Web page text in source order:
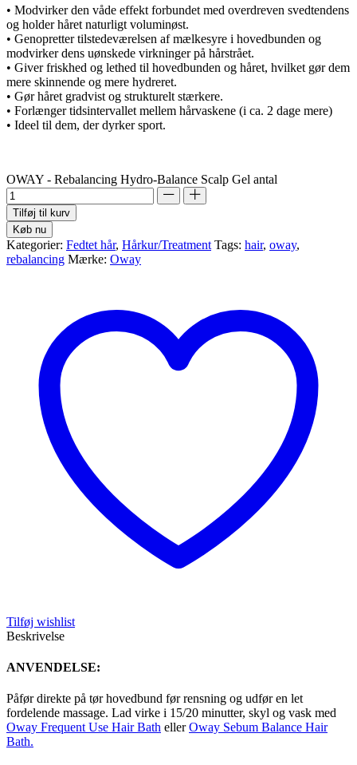
• Modvirker den våde effekt forbundet med overdreven svedtendens
og holder håret naturligt voluminøst.
• Genopretter tilstedeværelsen af ​​mælkesyre i hovedbunden og
modvirker dens uønskede virkninger på hårstrået.
• Giver friskhed og lethed til hovedbunden og håret, hvilket gør dem
mere skinnende og mere hydreret.
• Gør håret gradvist og strukturelt stærkere.
• Forlænger tidsintervallet mellem hårvaskene (i ca. 2 dage mere)
• Ideel til dem, der dyrker sport.
OWAY - Rebalancing Hydro-Balance Scalp Gel antal
Tilføj til kurv
Køb nu
Kategorier: Fedtet hår, Hårkur/Treatment Tags: hair, oway,
rebalancing Mærke: Oway
Tilføj wishlist
Beskrivelse
ANVENDELSE:
Påfør direkte på tør hovedbund før rensning og udfør en let
fordelende massage. Lad virke i 15/20 minutter, skyl og vask med
Oway Frequent Use Hair Bath ellerOway Sebum Balance Hair
Bath.